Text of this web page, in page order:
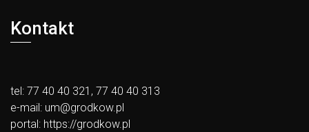
Kontakt
tel: 77 40 40 321, 77 40 40 313
e-mail: um@grodkow.pl
portal: https://grodkow.pl